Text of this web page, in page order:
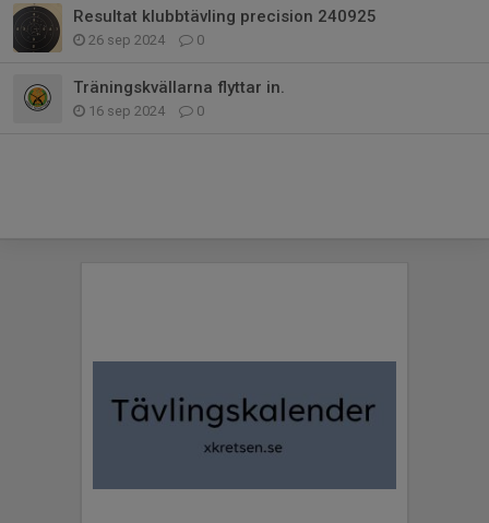
Resultat klubbtävling precision 240925
26 sep 2024 0
Träningskvällarna flyttar in.
16 sep 2024 0